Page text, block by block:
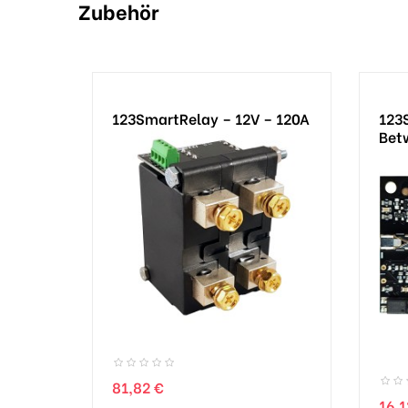
Zubehör
123SmartRelay – 12V – 120A
Preis
81,82 €